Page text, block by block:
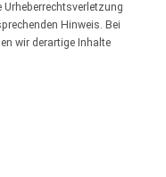
Hinweis. Bei
wir derartige Inhalte